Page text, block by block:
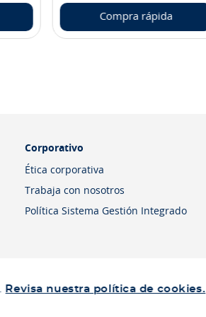
Revisa nuestra política de cookies.
Compra rápida
Corporativo
Ética corporativa
Trabaja con nosotros
Política Sistema Gestión Integrado